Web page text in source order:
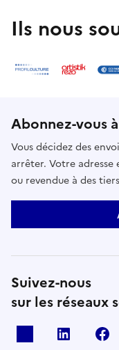
Ils nous
Abonnez-vous
Vous décidez des
arrêter. Votre adresse
ou revendue à des
Suivez-nous
sur les réseaux
Linkedin